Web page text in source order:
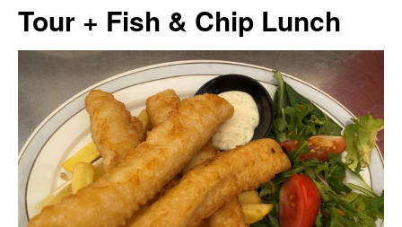
Tour + Fish & Chip Lunch